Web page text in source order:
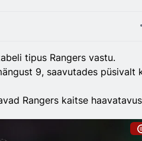
tipus Rangers vastu.
9, saavutades püsivalt
Rangers kaitse